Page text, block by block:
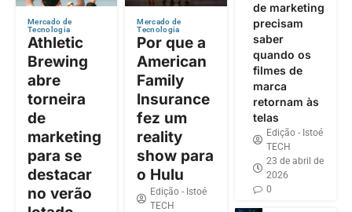
Mercado de
Tecnologia
Athletic
Brewing
abre
torneira
de
marketing
para se
destacar
no verão
Mercado de
Tecnologia
Por que a
American
Family
Insurance
fez um
reality
show para
o Hulu
Edição - Istoé
TECH
de marketing
precisam
saber
quando os
filmes de
marca
retornam às
telas
Edição - Istoé
TECH
23 de abril de
2026
0